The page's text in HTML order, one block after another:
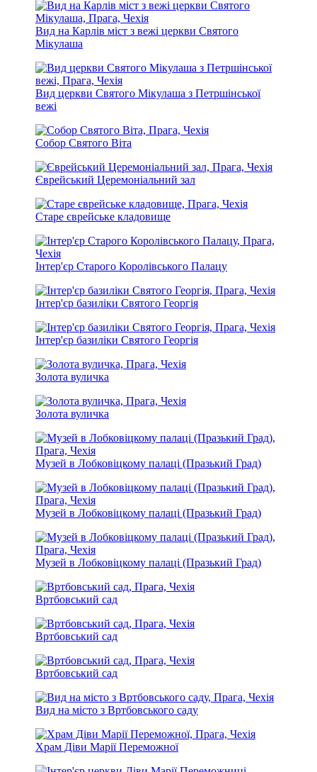
Вид на Карлів міст з вежі церкви Святого
Мікулаша
Вид церкви Святого Мікулаша з Петршінської
вежі
Собор Святого Віта
Єврейський Церемоніальний зал
Старе єврейське кладовище
Інтер'єр Старого Королівського Палацу
Інтер'єр базиліки Святого Георгія
Інтер'єр базиліки Святого Георгія
Золота вуличка
Золота вуличка
Музей в Лобковіцкому палаці (Празький Град)
Музей в Лобковіцкому палаці (Празький Град)
Музей в Лобковіцкому палаці (Празький Град)
Вртбовський сад
Вртбовський сад
Вртбовський сад
Вид на місто з Вртбовського саду
Храм Діви Марії Переможної